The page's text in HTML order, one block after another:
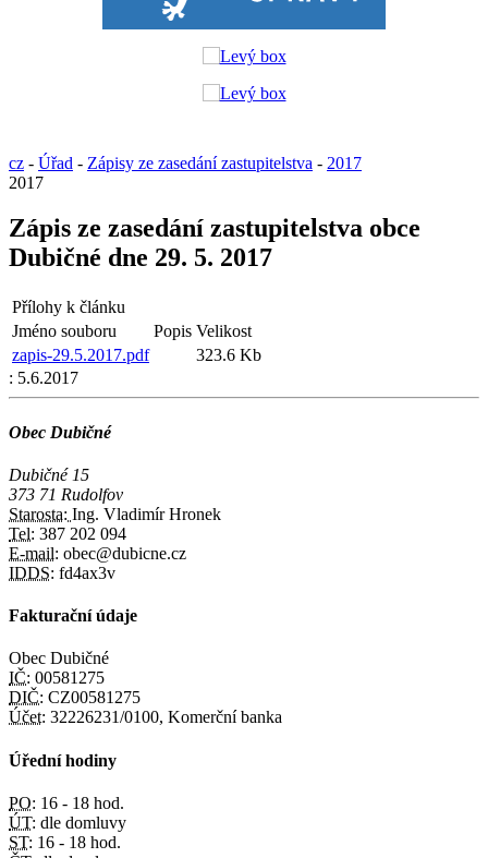
cz - Úřad - Zápisy ze zasedání zastupitelstva - 2017
2017
Zápis ze zasedání zastupitelstva obce
Dubičné dne 29. 5. 2017
Přílohy k článku
Jméno souboru
Popis Velikost
zapis-29.5.2017.pdf
323.6 Kb
: 5.6.2017
Obec Dubičné
Dubičné 15
373 71 Rudolfov
Starosta: Ing. Vladimír Hronek
Tel: 387 202 094
E-mail: obec@dubicne.cz
IDDS: fd4ax3v
Fakturační údaje
Obec Dubičné
IČ: 00581275
DIČ: CZ00581275
Účet: 32226231/0100, Komerční banka
Úřední hodiny
PO: 16 - 18 hod.
ÚT: dle domluvy
ST: 16 - 18 hod.